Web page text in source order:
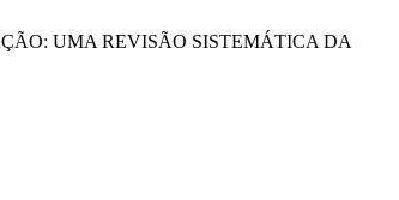
UMA REVISÃO SISTEMÁTICA DA